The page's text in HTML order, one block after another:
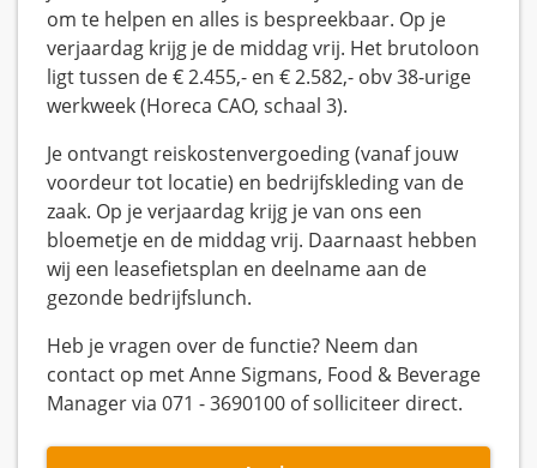
om te helpen en alles is bespreekbaar. Op je
verjaardag krijg je de middag vrij. Het brutoloon
ligt tussen de € 2.455,- en € 2.582,- obv 38-urige
werkweek (Horeca CAO, schaal 3).
Je ontvangt reiskostenvergoeding (vanaf jouw
voordeur tot locatie) en bedrijfskleding van de
zaak. Op je verjaardag krijg je van ons een
bloemetje en de middag vrij. Daarnaast hebben
wij een leasefietsplan en deelname aan de
gezonde bedrijfslunch.
Heb je vragen over de functie? Neem dan
contact op met Anne Sigmans, Food & Beverage
Manager via 071 - 3690100 of solliciteer direct.